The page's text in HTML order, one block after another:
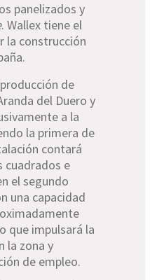
panelizados y
. Wallex tiene el
la construcción
de
del Duero y
a la
la primera de
contará
cuadrados e
el segundo
una capacidad
que impulsará la
la zona y
de empleo.